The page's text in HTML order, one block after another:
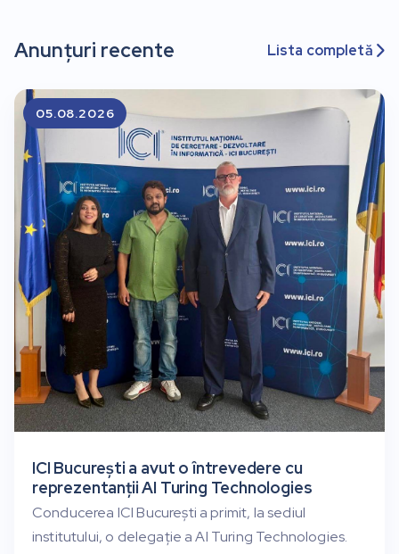
Anunțuri recente Lista completă 
ICI București a avut o întrevedere cu
reprezentanții AI Turing Technologies
Conducerea ICI București a primit, la sediul
institutului, o delegație a AI Turing Technologies.
05.08.2026